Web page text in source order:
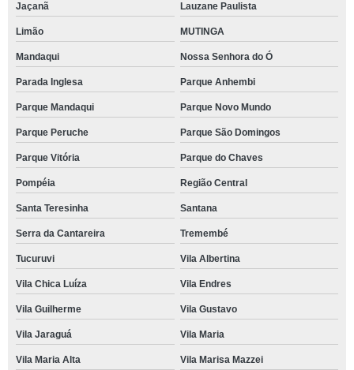
Jaçanã Lauzane Paulista
Limão MUTINGA
Mandaqui Nossa Senhora do Ó
Parada Inglesa Parque Anhembi
Parque Mandaqui Parque Novo Mundo
Parque Peruche Parque São Domingos
Parque Vitória Parque do Chaves
Pompéia Região Central
Santa Teresinha Santana
Serra da Cantareira Tremembé
Tucuruvi Vila Albertina
Vila Chica Luíza Vila Endres
Vila Guilherme Vila Gustavo
Vila Jaraguá Vila Maria
Vila Maria Alta Vila Marisa Mazzei